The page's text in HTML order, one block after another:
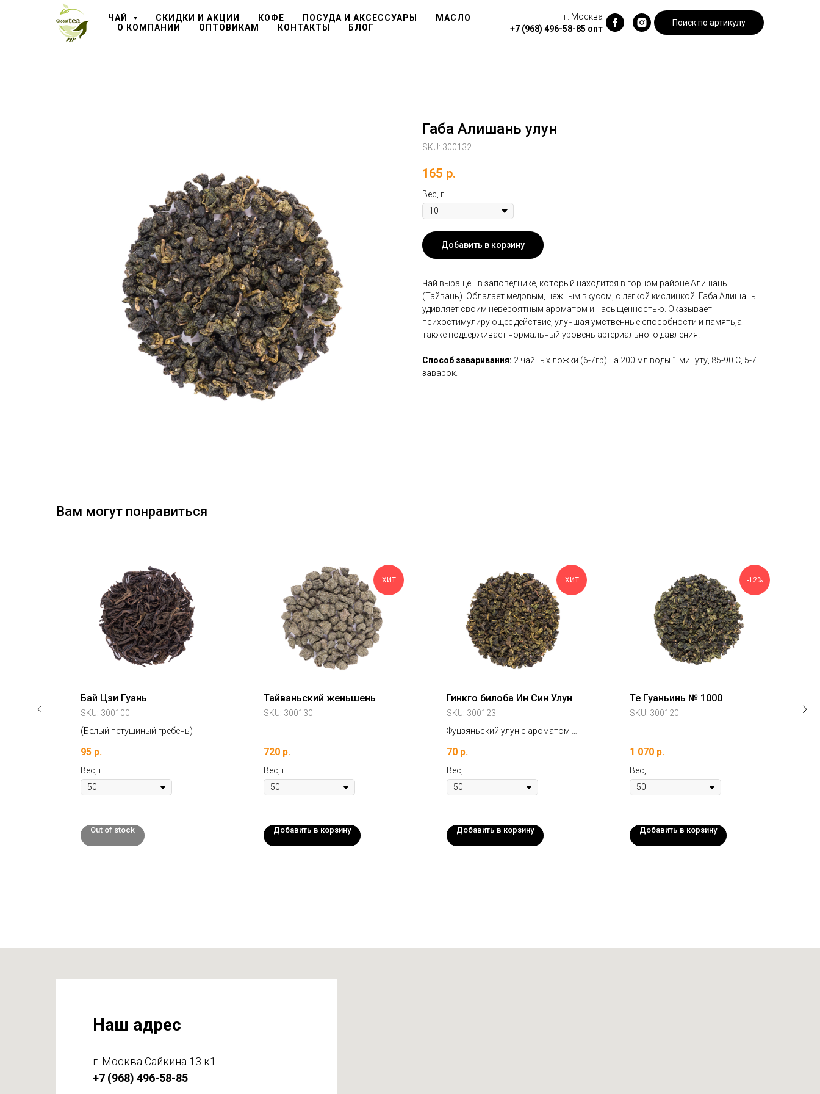
ЧАЙ СКИДКИ И АКЦИИ КОФЕ ПОСУДА И АКСЕССУАРЫ
МАСЛО
О КОМПАНИИ
ОПТОВИКАМ КОНТАКТЫ БЛОГ
г. Москва
+7 (968) 496-58-85 опт
Поиск по артикулу
Габа Алишань улун
SKU: 300132
165 р.
Вес, г
Добавить в корзину
Чай выращен в заповеднике, который находится в горном районе Алишань
(Тайвань). Обладает медовым, нежным вкусом, с легкой кислинкой. Габа Алишань
удивляет своим невероятным ароматом и насыщенностью. Оказывает
психостимулирующее действие, улучшая умственные способности и память,а
также поддерживает нормальный уровень артериального давления.
Способ заваривания: 2 чайных ложки (6-7гр) на 200 мл воды 1 минуту, 85-90 С, 5-7
заварок.
Вам могут понравиться
Бай Цзи Гуань
SKU: 300100
(Белый петушиный гребень)
95 р.
Вес, г
Out of stock
ХИТ
Тайваньский женьшень
SKU: 300130
720 р.
Вес, г
Добавить в корзину
ХИТ
Гинкго билоба Ин Син Улун
SKU: 300123
Фуцзяньский улун с ароматом и
70 р.
Вес, г
Добавить в корзину
-12%
Те Гуаньинь № 1000
SKU: 300120
1 070 р.
Вес, г
Добавить в корзину
Наш адрес
г. Москва Сайкина 13 к1
+7 (968) 496-58-85